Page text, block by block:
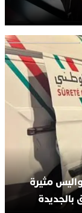
مثيرة